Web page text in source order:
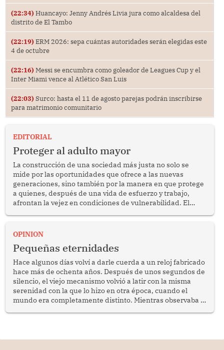
(22:34) Huancayo: Jenny Andrés Livia jura como alcaldesa del
distrito de El Tambo
(22:19) ERM 2026: sepa cuántas autoridades serán elegidas este
4 de octubre
(22:16) Messi se encumbra como goleador de Leagues Cup y el
Inter Miami vence al Atlético San Luis
(22:03) Surco: hasta el 11 de agosto parejas podrán inscribirse
para matrimonio comunitario
EDITORIAL
Proteger al adulto mayor
La construcción de una sociedad más justa no solo se
mide por las oportunidades que ofrece a las nuevas
generaciones, sino también por la manera en que protege
a quienes, después de una vida de esfuerzo y trabajo,
afrontan la vejez en condiciones de vulnerabilidad. El
bimestrales el subsidio que reciben los beneficiarios del
reflexionar sobre la importancia de fortalecer las políticas
públicas dirigidas a los adultos mayores en pobreza.
OPINION
Pequeñas eternidades
Hace algunos días volví a darle cuerda a un reloj fabricado
hace más de ochenta años. Después de unos segundos de
silencio, el viejo mecanismo volvió a latir con la misma
serenidad con la que lo hizo en otra época, cuando el
mundo era completamente distinto. Mientras observaba el